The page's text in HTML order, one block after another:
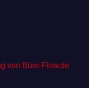
von Büro-Flow.de